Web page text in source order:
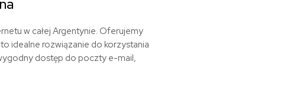
w całej Argentynie. Oferujemy
idealne rozwiązanie do korzystania
dostęp do poczty e-mail,